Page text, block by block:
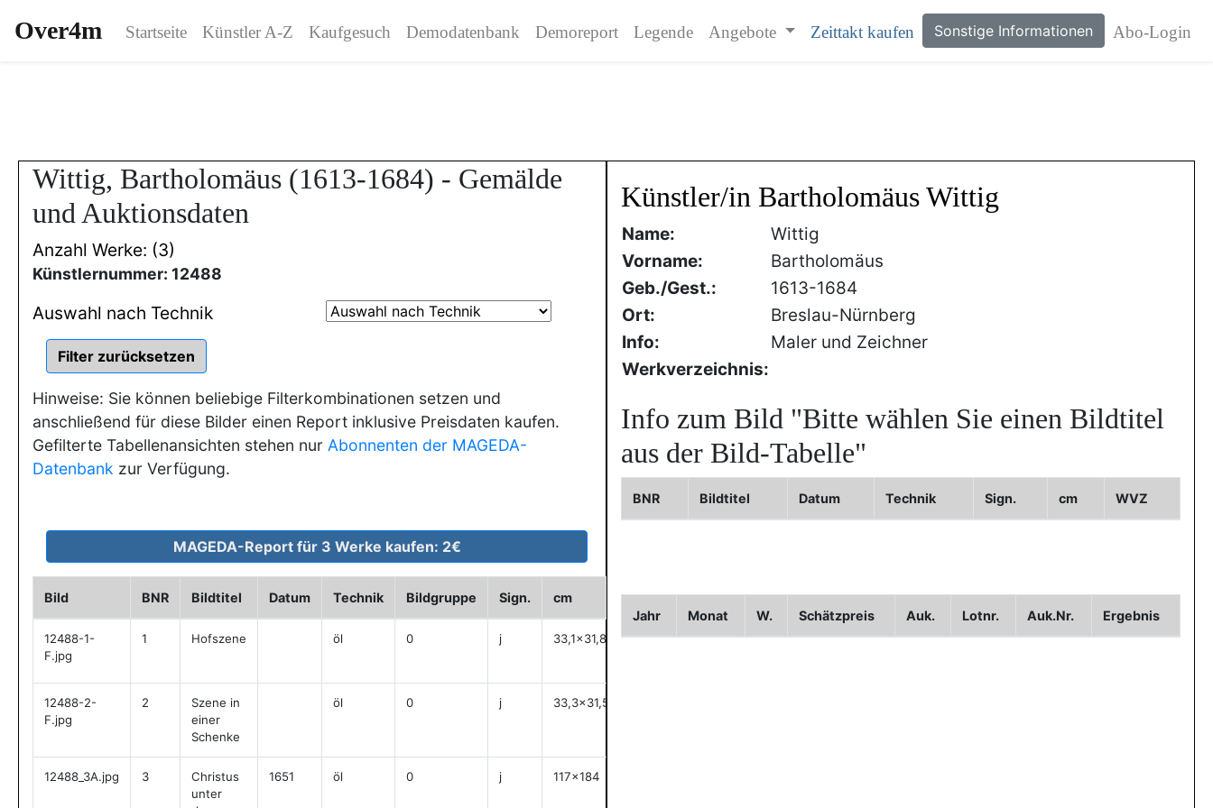
Over4m Startseite Künstler A-Z Kaufgesuch Demodatenbank Demoreport Legende Angebote Zeittakt kaufen Sonstige Informationen Abo-Login
Wittig, Bartholomäus (1613-1684) - Gemälde
und Auktionsdaten
Anzahl Werke: (3)
Künstlernummer: 12488
Auswahl nach Technik
Hinweise: Sie können beliebige Filterkombinationen setzen und
anschließend für diese Bilder einen Report inklusive Preisdaten kaufen.
Gefilterte Tabellenansichten stehen nur Abonnenten der MAGEDA-
Datenbank zur Verfügung.
Bild BNR Bildtitel Datum Technik Bildgruppe Sign. cm Historie WVZ Bild2 Bild3
12488-1-
F.jpg
1 Hofszene öl 0 j
33,1x31,8
12488-2-
F.jpg
2
Szene in
einer
Schenke
öl 0 j
33,3x31,5
12488_3A.jpg 3
Christus
unter
1651 öl 0 j
117x184
Künstler/in Bartholomäus Wittig
Name:
Wittig
Vorname:
Bartholomäus
Geb./Gest.:
1613-1684
Ort:
Breslau-Nürnberg
Info:
Maler und Zeichner
Werkverzeichnis:
Info zum Bild "Bitte wählen Sie einen Bildtitel
aus der Bild-Tabelle"
BNR Bildtitel Datum Technik Sign. cm WVZ
Jahr Monat W. Schätzpreis Auk. Lotnr. Auk.Nr. Ergebnis